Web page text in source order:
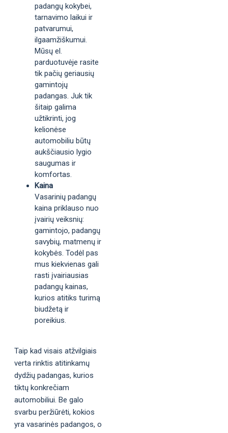
padangų kokybei,
tarnavimo laikui ir
patvarumui,
ilgaamžiškumui.
Mūsų el.
parduotuvėje rasite
tik pačių geriausių
gamintojų
padangas. Juk tik
šitaip galima
užtikrinti, jog
kelionėse
automobiliu būtų
aukščiausio lygio
saugumas ir
komfortas.
Kaina
Vasarinių padangų
kaina priklauso nuo
įvairių veiksnių:
gamintojo, padangų
savybių, matmenų ir
kokybės. Todėl pas
mus kiekvienas gali
rasti įvairiausias
padangų kainas,
kurios atitiks turimą
biudžetą ir
poreikius.
Taip kad visais atžvilgiais
verta rinktis atitinkamų
dydžių padangas, kurios
tiktų konkrečiam
automobiliui. Be galo
svarbu peržiūrėti, kokios
yra vasarinės padangos, o